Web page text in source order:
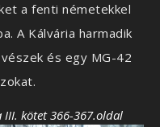
a fenti németekkel
A Kálvária harmadik
és egy MG-42
III. kötet 366-367.oldal